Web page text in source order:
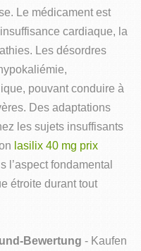
Le médicament est
cardiaque, la
Les désordres
pouvant conduire à
Des adaptations
les sujets insuffisants
lasilix 40 mg prix
l’aspect fondamental
étroite durant tout
Bewertung - Kaufen